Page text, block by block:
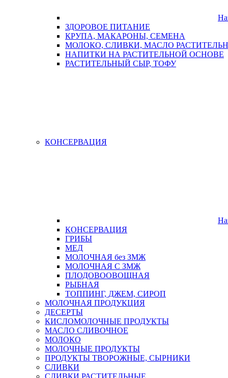
ЗДОРОВОЕ ПИТАНИЕ
КРУПА, МАКАРОНЫ, СЕМЕНА
МОЛОКО, СЛИВКИ, МАСЛО
НАПИТКИ НА РАСТИТЕЛЬНОЙ ОСНОВЕ
РАСТИТЕЛЬНЫЙ СЫР, ТОФУ
КОНСЕРВАЦИЯ
КОНСЕРВАЦИЯ
ГРИБЫ
МЕД
МОЛОЧНАЯ без ЗМЖ
МОЛОЧНАЯ С ЗМЖ
ПЛОДОВООВОЩНАЯ
РЫБНАЯ
ТОППИНГ, ДЖЕМ, СИРОП
МОЛОЧНАЯ ПРОДУКЦИЯ
ДЕСЕРТЫ
КИСЛОМОЛОЧНЫЕ ПРОДУКТЫ
МАСЛО СЛИВОЧНОЕ
МОЛОКО
МОЛОЧНЫЕ ПРОДУКТЫ
ПРОДУКТЫ ТВОРОЖНЫЕ, СЫРНИКИ
СЛИВКИ
СЛИВКИ РАСТИТЕЛЬНЫЕ